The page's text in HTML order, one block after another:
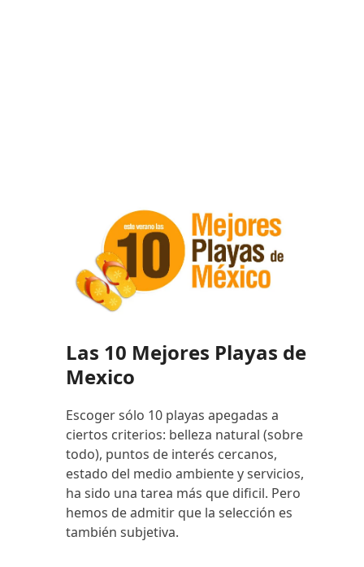
Las 10 Mejores Playas de
Mexico
Escoger sólo 10 playas apegadas a
ciertos criterios: belleza natural (sobre
todo), puntos de interés cercanos,
estado del medio ambiente y servicios,
ha sido una tarea más que dificil. Pero
hemos de admitir que la selección es
también subjetiva.